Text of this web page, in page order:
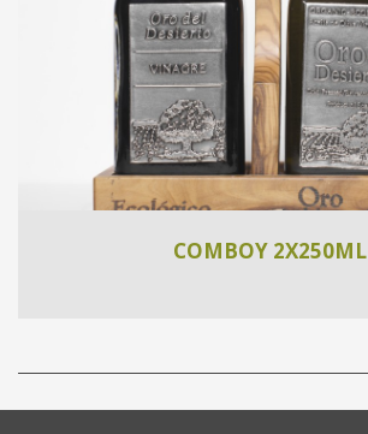
COMBOY 2X250ML